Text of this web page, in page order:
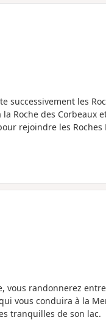
successivement les
Roche des Corbeaux
rejoindre les Roches
vous randonnerez
vous conduira à la
tranquilles de son lac.